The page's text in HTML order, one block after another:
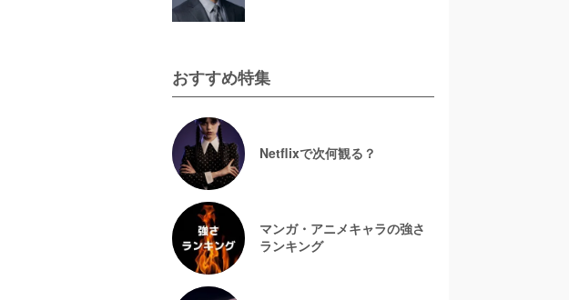
おすすめ特集
Netflixで次何観る？
マンガ・アニメキャラの強さ
ランキング